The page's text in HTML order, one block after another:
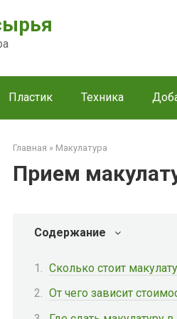
Пластик Техника
Главная » Макулатура
Прием
Содержание
Сколько стоит
От чего зависит